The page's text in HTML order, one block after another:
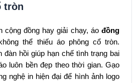
tròn
đồng hay giải chạy, áo đồng
thể thiếu áo phông cổ tròn.
đàn hồi giúp hạn chế tình trạng bai
luôn bền đẹp theo thời gian. Gạo
nghệ in hiện đại để hình ảnh logo